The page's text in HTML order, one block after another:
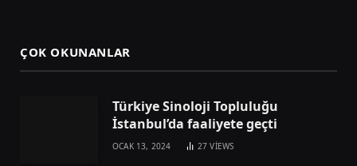
ÇOK OKUNANLAR
Türkiye Sinoloji Topluluğu
İstanbul’da faaliyete geçti
OCAK 13, 2024 27VIEWS